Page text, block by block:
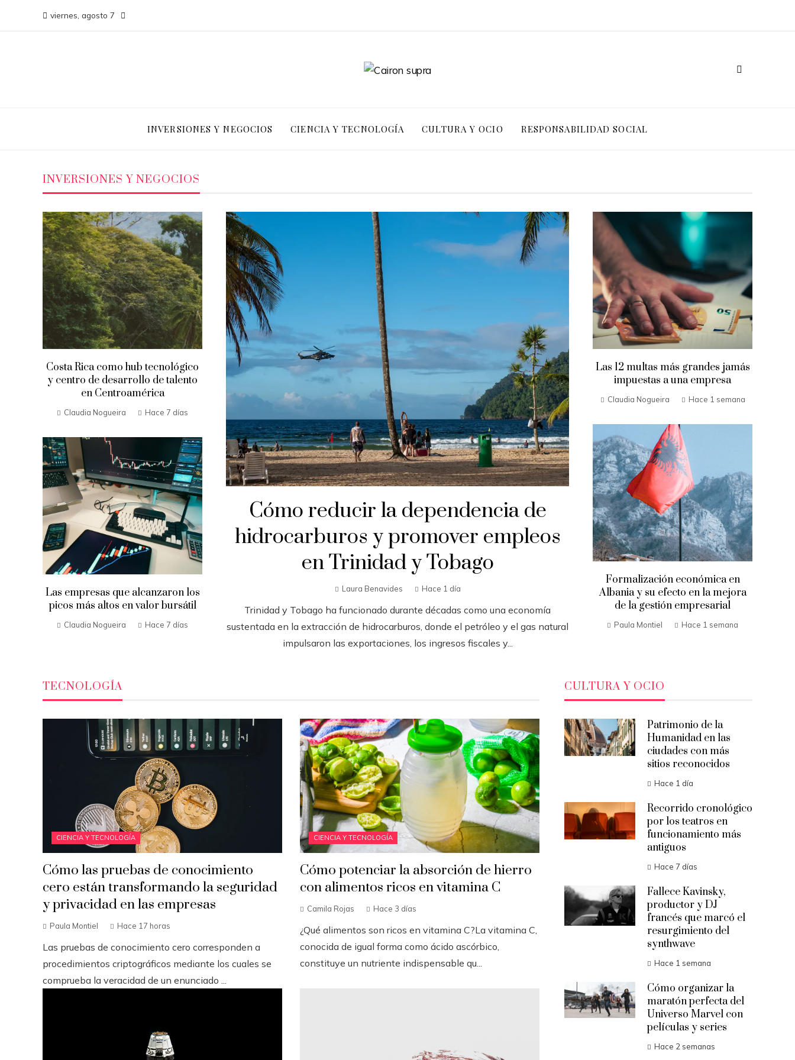
viernes, agosto 7
INVERSIONES Y NEGOCIOS CIENCIA Y TECNOLOGÍA CULTURA Y OCIO RESPONSABILIDAD SOCIAL
INVERSIONES Y NEGOCIOS
Cómo reducir la dependencia de
hidrocarburos y promover empleos
en Trinidad y Tobago
Laura Benavides Hace 1 día
Trinidad y Tobago ha funcionado durante décadas como una economía
sustentada en la extracción de hidrocarburos, donde el petróleo y el gas natural
impulsaron las exportaciones, los ingresos fiscales y...
Costa Rica como hub tecnológico
y centro de desarrollo de talento
en Centroamérica
Claudia Nogueira Hace 7 días
Las empresas que alcanzaron los
picos más altos en valor bursátil
Claudia Nogueira Hace 7 días
Las 12 multas más grandes jamás
impuestas a una empresa
Claudia Nogueira Hace 1 semana
Formalización económica en
Albania y su efecto en la mejora
de la gestión empresarial
Paula Montiel Hace 1 semana
TECNOLOGÍA
CIENCIA Y TECNOLOGÍA
Cómo las pruebas de conocimiento
cero están transformando la seguridad
y privacidad en las empresas
Paula Montiel Hace 17 horas
Las pruebas de conocimiento cero corresponden a
procedimientos criptográficos mediante los cuales se
comprueba la veracidad de un enunciado ...
CIENCIA Y TECNOLOGÍA
Cómo potenciar la absorción de hierro
con alimentos ricos en vitamina C
Camila Rojas Hace 3 días
¿Qué alimentos son ricos en vitamina C?La vitamina C,
conocida de igual forma como ácido ascórbico,
constituye un nutriente indispensable qu...
CULTURA Y OCIO
Patrimonio de la
Humanidad en las
ciudades con más
sitios reconocidos
Hace 1 día
Recorrido cronológico
por los teatros en
funcionamiento más
antiguos
Hace 7 días
Fallece Kavinsky,
productor y DJ
francés que marcó el
resurgimiento del
synthwave
Hace 1 semana
Cómo organizar la
maratón perfecta del
Universo Marvel con
películas y series
Hace 2 semanas